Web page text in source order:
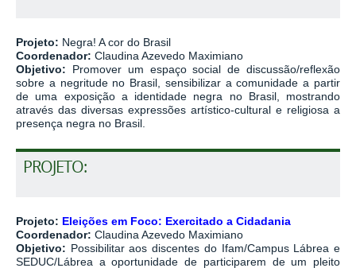
Projeto: Negra! A cor do Brasil
Coordenador: Claudina Azevedo Maximiano
Objetivo: Promover um espaço social de discussão/reflexão
sobre a negritude no Brasil, sensibilizar a comunidade a partir
de uma exposição a identidade negra no Brasil, mostrando
através das diversas expressões artístico-cultural e religiosa a
presença negra no Brasil.
PROJETO:
Projeto: Eleições em Foco: Exercitado a Cidadania
Coordenador: Claudina Azevedo Maximiano
Objetivo: Possibilitar aos discentes do Ifam/Campus Lábrea e
SEDUC/Lábrea a oportunidade de participarem de um pleito